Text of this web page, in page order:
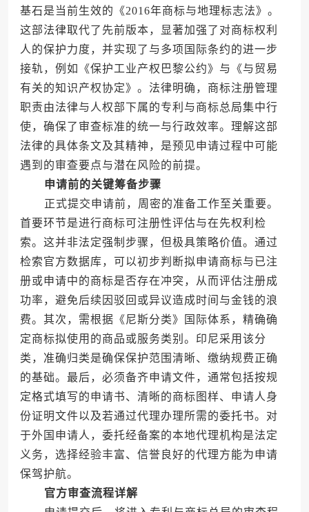
基石是当前生效的《2016年商标与地理标志法》。
这部法律取代了先前版本，显著加强了对商标权利
人的保护力度，并实现了与多项国际条约的进一步
接轨，例如《保护工业产权巴黎公约》与《与贸易
有关的知识产权协定》。法律明确，商标注册管理
职责由法律与人权部下属的专利与商标总局集中行
使，确保了审查标准的统一与行政效率。理解这部
法律的具体条文及其精神，是预见申请过程中可能
遇到的审查要点与潜在风险的前提。
申请前的关键筹备步骤
正式提交申请前，周密的准备工作至关重要。
首要环节是进行商标可注册性评估与在先权利检
索。这并非法定强制步骤，但极具策略价值。通过
检索官方数据库，可以初步判断拟申请商标与已注
册或申请中的商标是否存在冲突，从而评估注册成
功率，避免后续因驳回或异议造成时间与金钱的浪
费。其次，需根据《尼斯分类》国际体系，精确确
定商标拟使用的商品或服务类别。印尼采用该分
类，准确归类是确保保护范围清晰、缴纳规费正确
的基础。最后，必须备齐申请文件，通常包括按规
定格式填写的申请书、清晰的商标图样、申请人身
份证明文件以及若通过代理办理所需的委托书。对
于外国申请人，委托经备案的本地代理机构是法定
义务，选择经验丰富、信誉良好的代理方能为申请
保驾护航。
官方审查流程详解